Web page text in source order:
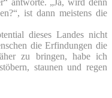
ist dann meistens die
dieses Landes nicht
die Erfindungen die
zu bringen, habe ich
staunen und regen